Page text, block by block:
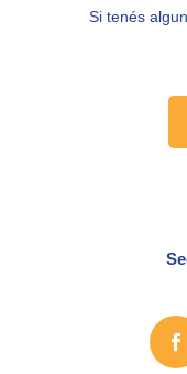
Si tenés